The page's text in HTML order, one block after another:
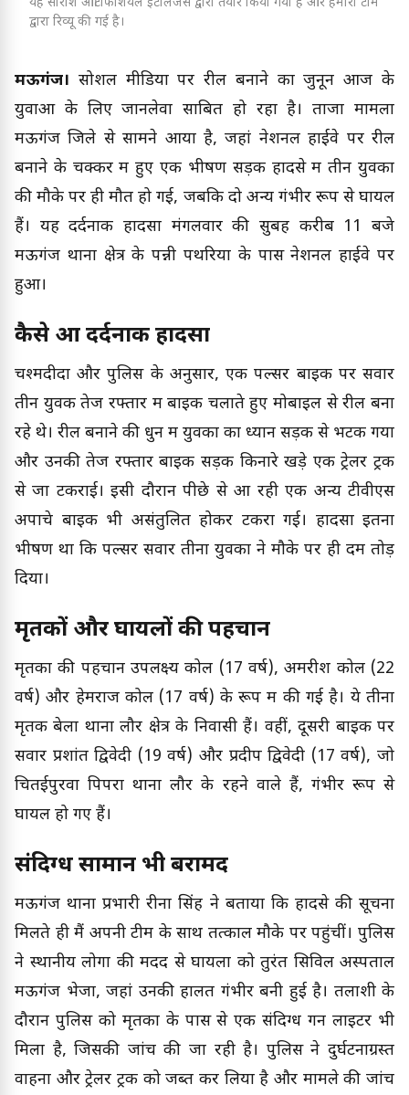
यह सारांश आर्टिफिशियल इंटेलिजेंस द्वारा तैयार किया गया है और हमारी टीम
द्वारा रिव्यू की गई है।
मऊगंज। सोशल मीडिया पर रील बनाने का जुनून आज के
युवाओं के लिए जानलेवा साबित हो रहा है। ताजा मामला
मऊगंज जिले से सामने आया है, जहां नेशनल हाईवे पर रील
बनाने के चक्कर में हुए एक भीषण सड़क हादसे में तीन युवकों
की मौके पर ही मौत हो गई, जबकि दो अन्य गंभीर रूप से घायल
हैं। यह दर्दनाक हादसा मंगलवार की सुबह करीब 11 बजे
मऊगंज थाना क्षेत्र के पन्नी पथरिया के पास नेशनल हाईवे पर
हुआ।
कैसे हुआ दर्दनाक हादसा
चश्मदीदों और पुलिस के अनुसार, एक पल्सर बाइक पर सवार
तीन युवक तेज रफ्तार में बाइक चलाते हुए मोबाइल से रील बना
रहे थे। रील बनाने की धुन में युवकों का ध्यान सड़क से भटक गया
और उनकी तेज रफ्तार बाइक सड़क किनारे खड़े एक ट्रेलर ट्रक
से जा टकराई। इसी दौरान पीछे से आ रही एक अन्य टीवीएस
अपाचे बाइक भी असंतुलित होकर टकरा गई। हादसा इतना
भीषण था कि पल्सर सवार तीनों युवकों ने मौके पर ही दम तोड़
दिया।
मृतकों और घायलों की पहचान
मृतकों की पहचान उपलक्ष्य कोल (17 वर्ष), अमरीश कोल (22
वर्ष) और हेमराज कोल (17 वर्ष) के रूप में की गई है। ये तीनों
मृतक बेला थाना लौर क्षेत्र के निवासी हैं। वहीं, दूसरी बाइक पर
सवार प्रशांत द्विवेदी (19 वर्ष) और प्रदीप द्विवेदी (17 वर्ष), जो
चितईपुरवा पिपरा थाना लौर के रहने वाले हैं, गंभीर रूप से
घायल हो गए हैं।
संदिग्ध सामान भी बरामद
मऊगंज थाना प्रभारी रीना सिंह ने बताया कि हादसे की सूचना
मिलते ही मैं अपनी टीम के साथ तत्काल मौके पर पहुंचीं। पुलिस
ने स्थानीय लोगों की मदद से घायलों को तुरंत सिविल अस्पताल
मऊगंज भेजा, जहां उनकी हालत गंभीर बनी हुई है। तलाशी के
दौरान पुलिस को मृतकों के पास से एक संदिग्ध गन लाइटर भी
मिला है, जिसकी जांच की जा रही है। पुलिस ने दुर्घटनाग्रस्त
वाहनों और ट्रेलर ट्रक को जब्त कर लिया है और मामले की जांच